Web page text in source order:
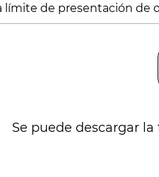
límite de presentación de
Se puede descargar